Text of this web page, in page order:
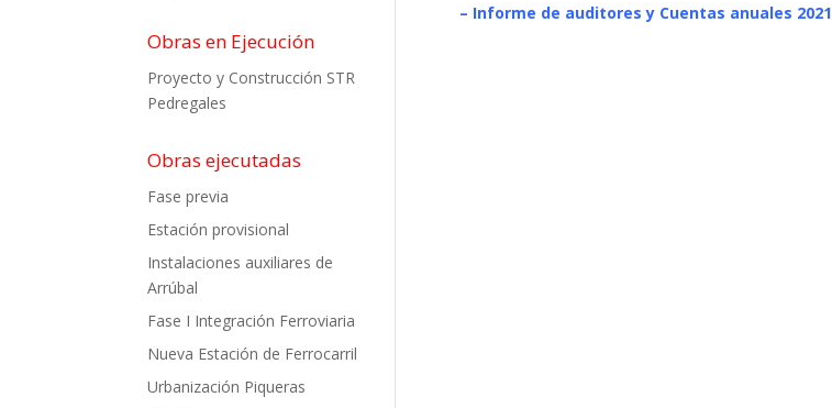
– Informe de auditores y Cuentas anuales 2021
Obras en Ejecución
Proyecto y Construcción STR
Pedregales
Obras ejecutadas
Fase previa
Estación provisional
Instalaciones auxiliares de
Arrúbal
Fase I Integración Ferroviaria
Nueva Estación de Ferrocarril
Urbanización Piqueras